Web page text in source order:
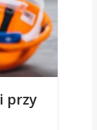
przy